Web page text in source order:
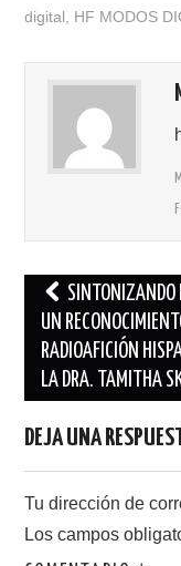
digital
HF MODOS
Navegación
de
entradas
SINTONIZANDO
UN
RADIOAFICIÓN
LA DRA. TAMITHA
DEJA UNA
Tu dirección de
Los campos